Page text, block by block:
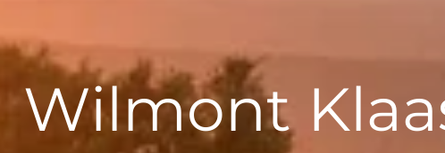
Wilmont